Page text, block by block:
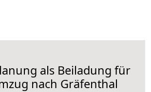
als Beiladung für
nach Gräfenthal